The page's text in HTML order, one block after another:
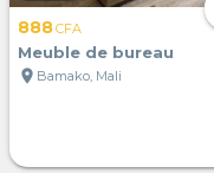
888CFA
Meuble de bureau
location_on Bamako, Mali